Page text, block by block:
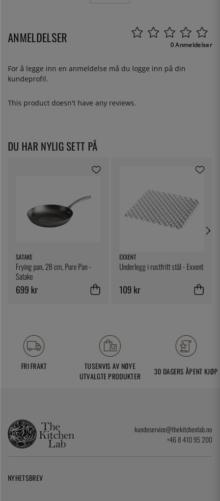
ANMELDELSER 0 Anmeldelser
For å legge inn en anmeldelse må du logge inn på din
kundeprofil.
This product doesn't have any reviews.
DU HAR NYLIG SETT PÅ
SATAKE
Frying pan, 28 cm, Pure Pan -
Satake
699 kr
EXXENT
Underlegg i rustfritt stål - Exxent
109 kr
FRI FRAKT
TUSENVIS AV NØYE
UTVALGTE PRODUKTER
30 DAGERS ÅPENT KJØP
kundeservice@thekitchenlab.no
+46 8 410 95 200
NYHETSBREV